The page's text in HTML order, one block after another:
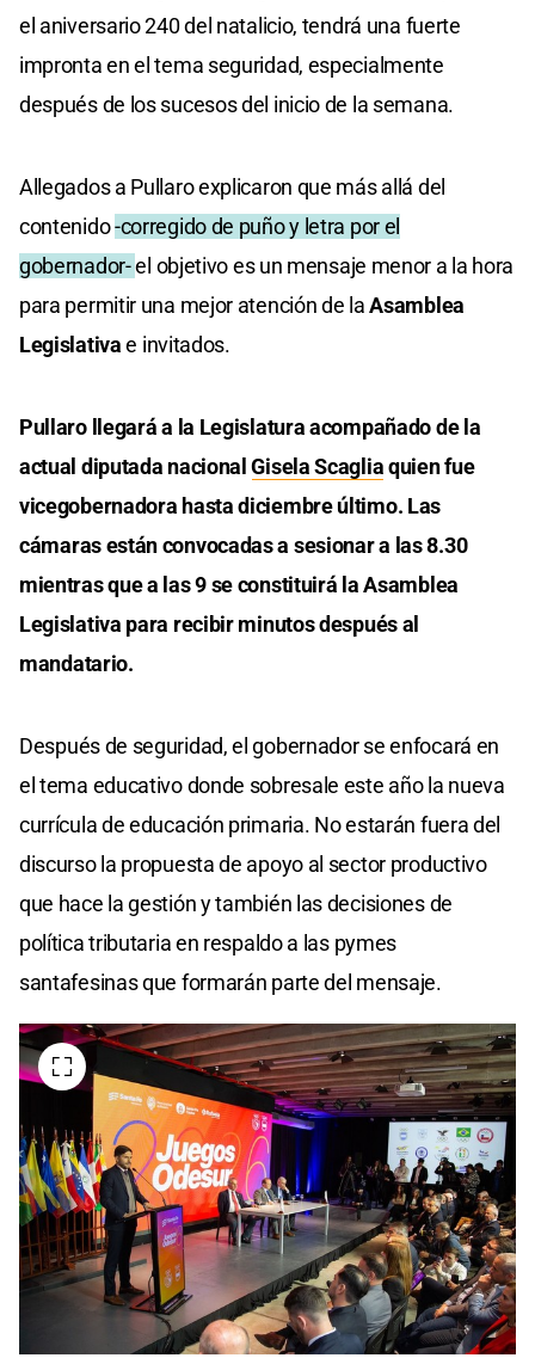
el aniversario 240 del natalicio, tendrá una fuerte
impronta en el tema seguridad, especialmente
después de los sucesos del inicio de la semana.
Allegados a Pullaro explicaron que más allá del
contenido-corregido de puño y letra por el
gobernador-el objetivo es un mensaje menor a la hora
para permitir una mejor atención de laAsamblea
Legislativae invitados.
Pullaro llegará a la Legislatura acompañado de la
actual diputada nacionalGisela Scagliaquien fue
vicegobernadora hasta diciembre último. Las
cámaras están convocadas a sesionar a las 8.30
mientras que a las 9 se constituirá la Asamblea
Legislativa para recibir minutos después al
mandatario.
Después de seguridad, el gobernador se enfocará en
el tema educativo donde sobresale este año la nueva
currícula de educación primaria. No estarán fuera del
discurso la propuesta de apoyo al sector productivo
que hace la gestión y también las decisiones de
política tributaria en respaldo a las pymes
santafesinas que formarán parte del mensaje.